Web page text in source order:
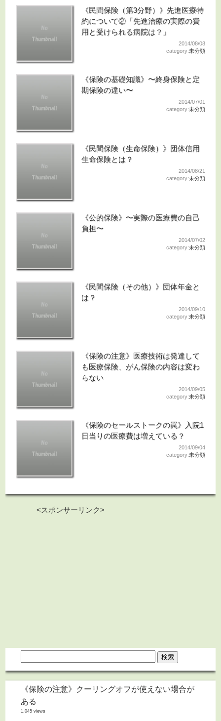
《民間保険（第3分野）》先進医療特
約について②「先進治療の実際の費
用と受けられる病院は？」
2014/08/08
category:未分類
《保険の基礎知識》〜終身保険と定
期保険の違い〜
2014/07/01
category:未分類
《民間保険（生命保険）》団体信用
生命保険とは？
2014/08/21
category:未分類
《公的保険》〜実際の医療費の自己
負担〜
2014/07/02
category:未分類
《民間保険（その他）》団体年金と
は？
2014/09/10
category:未分類
《保険の注意》医療技術は発達して
も医療保険、がん保険の内容は変わ
らない
2014/09/05
category:未分類
《保険のセールストークの罠》入院1
日当りの医療費は増えている？
2014/09/04
category:未分類
<スポンサーリンク>
《保険の注意》クーリングオフが使えない場合が
ある
1,045 views